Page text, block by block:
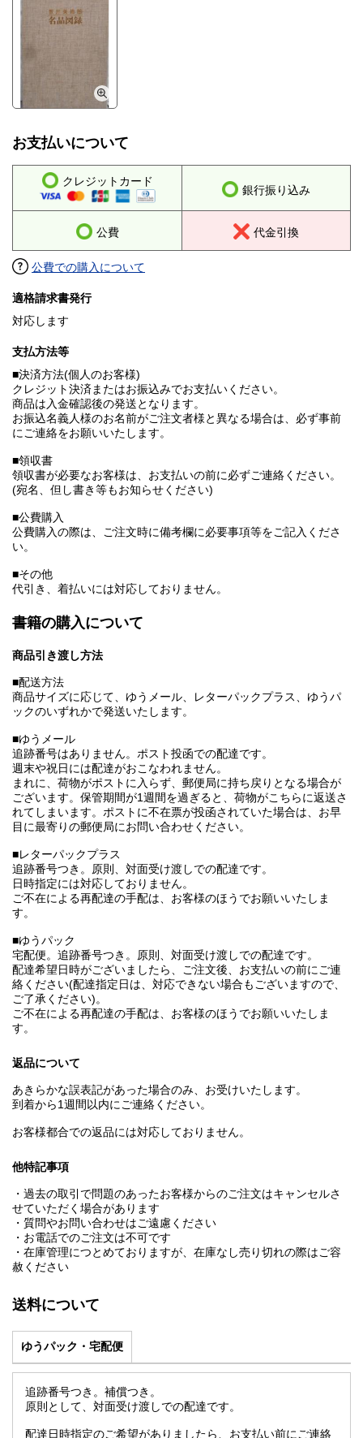
お支払いについて
クレジットカード
銀行振り込み
公費 代金引換
公費での購入について
適格請求書発行
対応します
支払方法等
■決済方法(個人のお客様)
クレジット決済またはお振込みでお支払いください。
商品は入金確認後の発送となります。
お振込名義人様のお名前がご注文者様と異なる場合は、必ず事前
にご連絡をお願いいたします。
■領収書
領収書が必要なお客様は、お支払いの前に必ずご連絡ください。
(宛名、但し書き等もお知らせください)
■公費購入
公費購入の際は、ご注文時に備考欄に必要事項等をご記入くださ
い。
■その他
代引き、着払いには対応しておりません。
書籍の購入について
商品引き渡し方法
■配送方法
商品サイズに応じて、ゆうメール、レターパックプラス、ゆうパ
ックのいずれかで発送いたします。
■ゆうメール
追跡番号はありません。ポスト投函での配達です。
週末や祝日には配達がおこなわれません。
まれに、荷物がポストに入らず、郵便局に持ち戻りとなる場合が
ございます。保管期間が1週間を過ぎると、荷物がこちらに返送さ
れてしまいます。ポストに不在票が投函されていた場合は、お早
目に最寄りの郵便局にお問い合わせください。
■レターパックプラス
追跡番号つき。原則、対面受け渡しでの配達です。
日時指定には対応しておりません。
ご不在による再配達の手配は、お客様のほうでお願いいたしま
す。
■ゆうパック
宅配便。追跡番号つき。原則、対面受け渡しでの配達です。
配達希望日時がございましたら、ご注文後、お支払いの前にご連
絡ください(配達指定日は、対応できない場合もございますので、
ご了承ください)。
ご不在による再配達の手配は、お客様のほうでお願いいたしま
す。
返品について
あきらかな誤表記があった場合のみ、お受けいたします。
到着から1週間以内にご連絡ください。
お客様都合での返品には対応しておりません。
他特記事項
・過去の取引で問題のあったお客様からのご注文はキャンセルさ
せていただく場合があります
・質問やお問い合わせはご遠慮ください
・お電話でのご注文は不可です
・在庫管理につとめておりますが、在庫なし売り切れの際はご容
赦ください
送料について
ゆうパック・宅配便
追跡番号つき。補償つき。
原則として、対面受け渡しでの配達です。
配達日時指定のご希望がありましたら、お支払い前にご連絡